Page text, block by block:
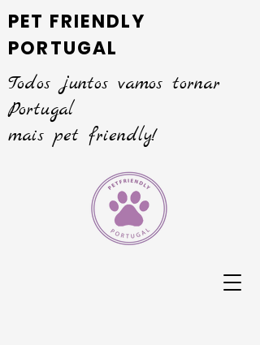
PET FRIENDLY
PORTUGAL
Todos juntos vamos tornar
Portugal
mais pet friendly!